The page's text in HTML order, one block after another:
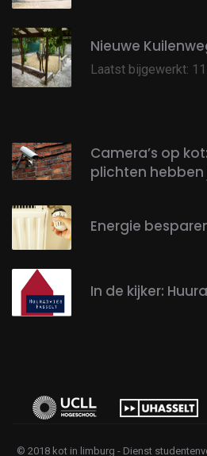
Nieuwe
Laatst bijgewerkt:
Camera’s op
plichten hebben
Energie
In de kijker:
© 2018 kot in limburg - Dienst